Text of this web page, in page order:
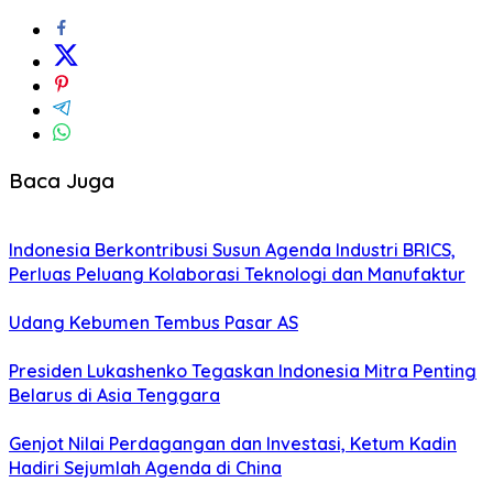
Baca Juga
Indonesia Berkontribusi Susun Agenda Industri BRICS,
Perluas Peluang Kolaborasi Teknologi dan Manufaktur
Udang Kebumen Tembus Pasar AS
Presiden Lukashenko Tegaskan Indonesia Mitra Penting
Belarus di Asia Tenggara
Genjot Nilai Perdagangan dan Investasi, Ketum Kadin
Hadiri Sejumlah Agenda di China